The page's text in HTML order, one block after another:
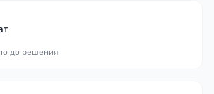
до решения